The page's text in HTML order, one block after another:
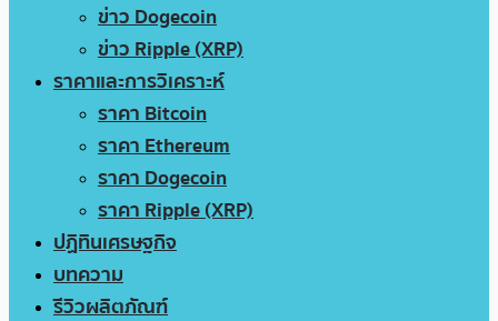
ข่าว Dogecoin
ข่าว Ripple (XRP)
ราคาและการวิเคราะห์
ราคา Bitcoin
ราคา Ethereum
ราคา Dogecoin
ราคา Ripple (XRP)
ปฏิทินเศรษฐกิจ
บทความ
รีวิวผลิตภัณฑ์